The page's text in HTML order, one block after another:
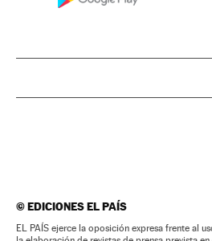
©EDICIONES EL PAÍS
EL PAÍS ejerce la oposición expresa frente al